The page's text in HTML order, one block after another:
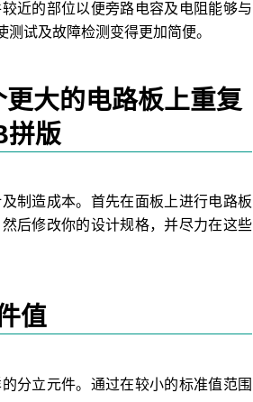
近的部位以便旁路电容及电阻能够与
试及故障检测变得更加简便。
大的电路板上重复
拼版
制造成本。首先在面板上进行电路板
后修改你的设计规格，并尽力在这些
值
分立元件。通过在较小的标准值范围